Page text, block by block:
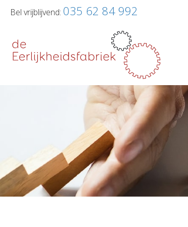
Bel vrijblijvend: 035 62 84 992